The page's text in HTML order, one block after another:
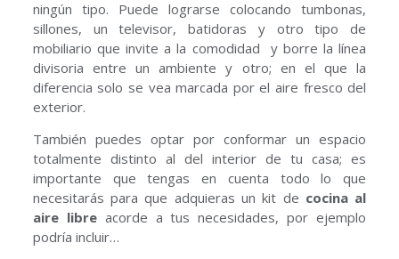
ningún tipo. Puede lograrse colocando tumbonas,
sillones, un televisor, batidoras y otro tipo de
mobiliario que invite a la comodidad y borre la línea
divisoria entre un ambiente y otro; en el que la
diferencia solo se vea marcada por el aire fresco del
exterior.
También puedes optar por conformar un espacio
totalmente distinto al del interior de tu casa; es
importante que tengas en cuenta todo lo que
necesitarás para que adquieras un kit de cocina al
aire libreacorde a tus necesidades, por ejemplo
podría incluir…